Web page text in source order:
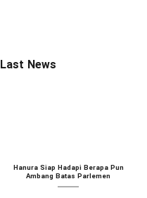
Last News
Hanura Siap Hadapi Berapa Pun
Ambang Batas Parlemen